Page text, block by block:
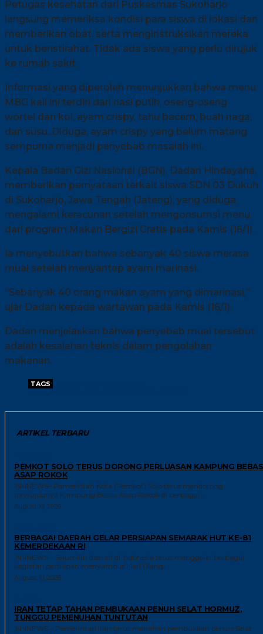
Petugas kesehatan dari Puskesmas Sukoharjo
langsung memeriksa kondisi para siswa di lokasi dan
memberikan obat, serta menginstruksikan mereka
untuk beristirahat. Tidak ada siswa yang perlu dirujuk
ke rumah sakit.
Informasi yang diperoleh menunjukkan bahwa menu
MBG kali ini terdiri dari nasi putih, oseng-oseng
wortel dan kol, ayam crispy, tahu bacem, buah naga,
dan susu. Diduga, ayam crispy yang belum matang
sempurna menjadi penyebab masalah ini.
Kepala Badan Gizi Nasional (BGN), Dadan Hindayana,
memberikan pernyataan terkait siswa SDN 03 Dukuh
di Sukoharjo, Jawa Tengah (Jateng), yang diduga
mengalami keracunan setelah mengonsumsi menu
dari program Makan Bergizi Gratis pada Kamis (16/1).
Ia menyebutkan bahwa sebanyak 40 siswa merasa
mual setelah menyantap ayam marinasi.
“Sebanyak 40 orang makan ayam yang dimarinasi,”
ujar Dadan kepada wartawan pada Kamis (16/1).
Dadan menjelaskan bahwa penyebab mual tersebut
adalah kesalahan teknis dalam pengolahan
makanan.
TAGS
SISWA KERACUNAN MAKAN BERGIZI GRATIS
ARTIKEL TERBARU
PEMKOT SOLO TERUS DORONG PERLUASAN KAMPUNG BEBAS
ASAP ROKOK
INNNEWS– Pemerintah Kota (Pemkot) Solo terus mendorong
terwujudnya Kampung Bebas Asap Rokok di berbagai...
August 10, 2026
BERBAGAI DAERAH GELAR PERSIAPAN SEMARAK HUT KE-81
KEMERDEKAAN RI
INNNEWS – Sejumlah daerah di Indonesia terus menggelar berbagai
kegiatan persiapan menyambut Hari Ulang...
August 10, 2026
IRAN TETAP TAHAN PEMBUKAAN PENUH SELAT HORMUZ,
TUNGGU PEMENUHAN TUNTUTAN
INNNEWS – Pemerintah Iran terus menahan pembukaan penuh Selat